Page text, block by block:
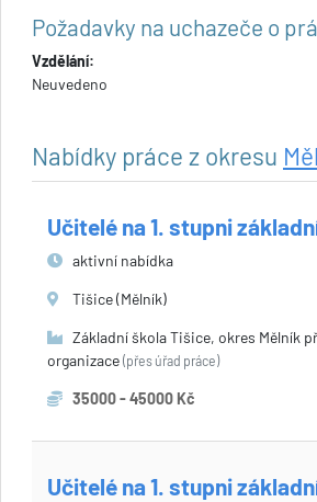
Požadavky na uchazeče o
Vzdělání:
Neuvedeno
Nabídky práce z okresu
Učitelé na 1. stupni
aktivní nabídka
Tišice (Mělník)
Základní škola Tišice, okres Mělník
organizace (přes úřad práce)
35000 - 45000 Kč
Učitelé na 1. stupni